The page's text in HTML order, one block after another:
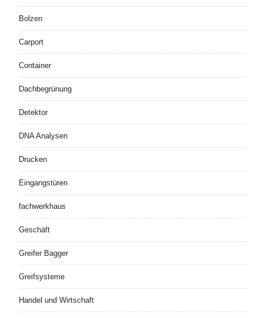
Bolzen
Carport
Container
Dachbegrünung
Detektor
DNA Analysen
Drucken
Eingangstüren
fachwerkhaus
Geschäft
Greifer Bagger
Greifsysteme
Handel und Wirtschaft